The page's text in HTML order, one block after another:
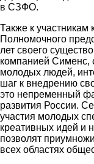
в СЗФО.
Также к участникам
Полномочного
лет своего
компанией Сименс,
молодых людей,
шаг к внедрению
это непременный
развития России.
участия молодых
креативных идей и
позволят
всех областях